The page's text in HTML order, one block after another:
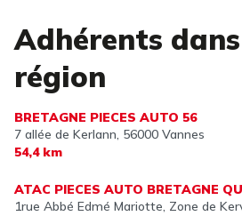
Adhérents
région
BRETAGNE PIECES AUTO 56
7 allée de Kerlann, 56000 Vannes
54,4 km
ATAC PIECES AUTO BRETAGNE
1rue Abbé Edmé Mariotte, Zone de